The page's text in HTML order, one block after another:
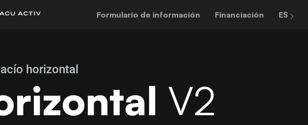
Formulario de información Financiación ES
horizontal
V2